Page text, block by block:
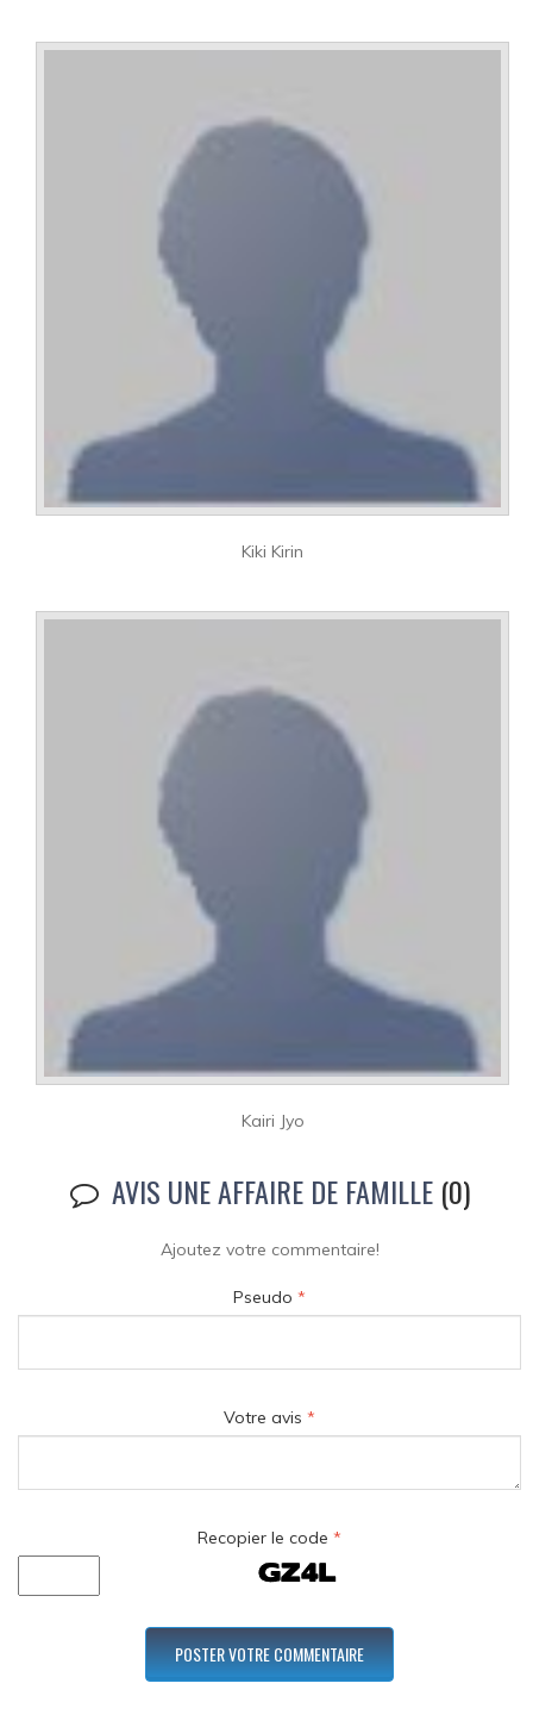
Kiki Kirin
Kairi Jyo
AVIS UNE AFFAIRE DE FAMILLE(0)
Ajoutez votre commentaire!
Pseudo *
Votre avis *
Recopier le code *